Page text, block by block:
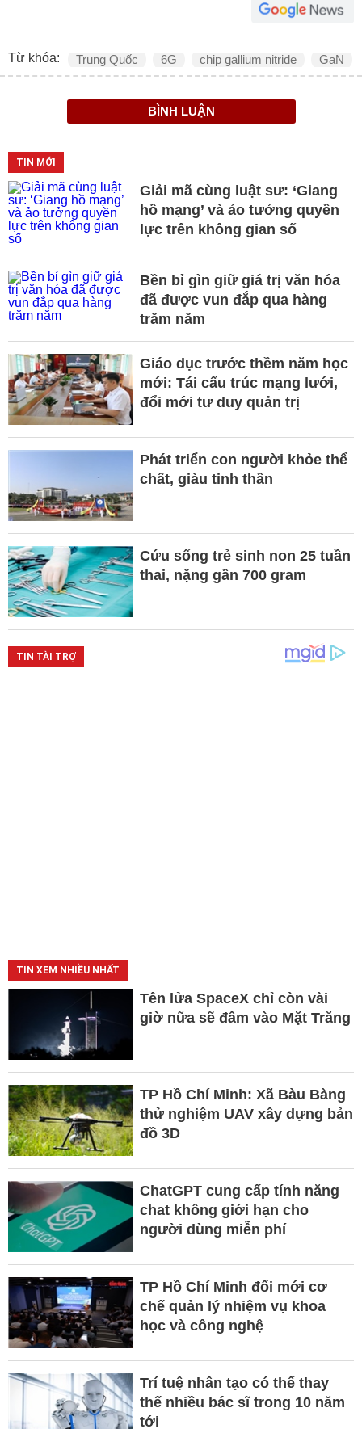
Từ khóa: Trung Quốc 6G chip gallium nitride GaN
BÌNH LUẬN
TIN MỚI
Giải mã cùng luật sư: ‘Giang
hồ mạng’ và ảo tưởng quyền
lực trên không gian số
Bền bỉ gìn giữ giá trị văn hóa
đã được vun đắp qua hàng
trăm năm
Giáo dục trước thềm năm học
mới: Tái cấu trúc mạng lưới,
đổi mới tư duy quản trị
Phát triển con người khỏe thể
chất, giàu tinh thần
Cứu sống trẻ sinh non 25 tuần
thai, nặng gần 700 gram
TIN XEM NHIỀU NHẤT
Tên lửa SpaceX chỉ còn vài
giờ nữa sẽ đâm vào Mặt Trăng
TP Hồ Chí Minh: Xã Bàu Bàng
thử nghiệm UAV xây dựng bản
đồ 3D
ChatGPT cung cấp tính năng
chat không giới hạn cho
người dùng miễn phí
TP Hồ Chí Minh đổi mới cơ
chế quản lý nhiệm vụ khoa
học và công nghệ
Trí tuệ nhân tạo có thể thay
thế nhiều bác sĩ trong 10 năm
tới